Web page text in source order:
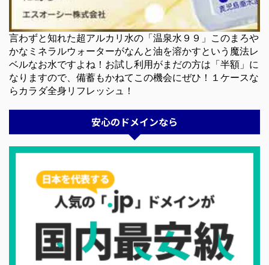
言わずと知れた超アルカリ水の「温泉水９９」このまろや
かなミネラルウォーターがなんと油を溶かすという魔法レ
ベルなお水ですよね！お試し利用がまだの方は「半額」に
なりますので、備蓄もかねてこの機会にぜひ！１ケースな
らカラダ全身リフレッシュ！
安心のドメインなら